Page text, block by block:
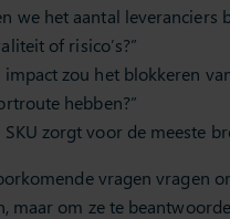
we het aantal leveranciers
of risico’s?”
impact zou het blokkeren
hebben?”
SKU zorgt voor de meeste
vragen vragen
maar om ze te